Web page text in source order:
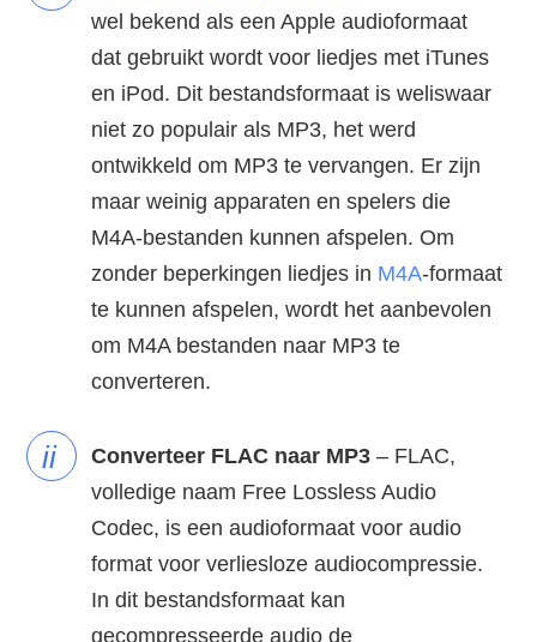
wel bekend als een Apple audioformaat
dat gebruikt wordt voor liedjes met iTunes
en iPod. Dit bestandsformaat is weliswaar
niet zo populair als MP3, het werd
ontwikkeld om MP3 te vervangen. Er zijn
maar weinig apparaten en spelers die
M4A-bestanden kunnen afspelen. Om
zonder beperkingen liedjes in M4A-formaat
te kunnen afspelen, wordt het aanbevolen
om M4A bestanden naar MP3 te
converteren.
ii Converteer FLAC naar MP3 – FLAC,
volledige naam Free Lossless Audio
Codec, is een audioformaat voor audio
format voor verliesloze audiocompressie.
In dit bestandsformaat kan
gecompresseerde audio de